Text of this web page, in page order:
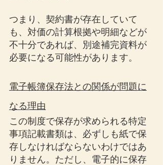
つまり、契約書が存在していて
も、対価の計算根拠や明細などが
不十分であれば、別途補完資料が
必要になる可能性があります。
電子帳簿保存法との関係が問題に
なる理由
この制度で保存が求められる特定
事項記載書類は、必ずしも紙で保
存しなければならないわけではあ
りません。ただし、電子的に保存